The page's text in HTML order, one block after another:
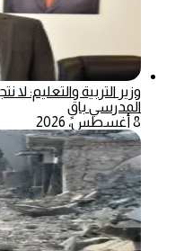
وزير التربية والتعليم: لا
المدرسي باقٍ
8 أغسطس، 2026